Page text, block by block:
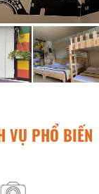
VỤ PHỔ BIẾN